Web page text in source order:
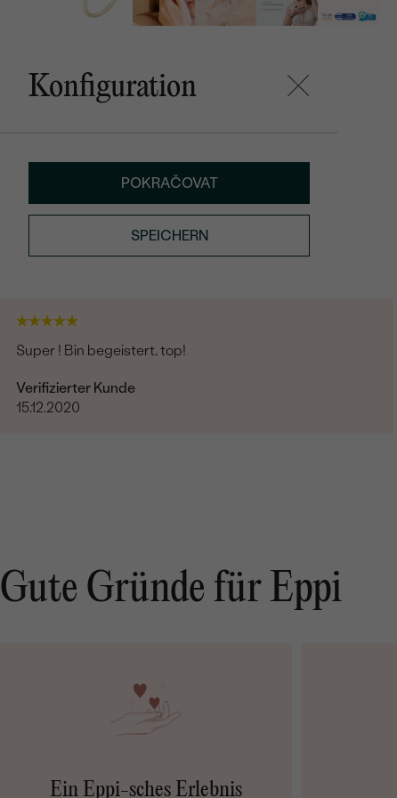
Konfiguration
POKRAČOVAT
SPEICHERN
Super ! Bin begeistert, top!
Verifizierter Kunde
15.12.2020
Gute Gründe für Eppi
Ein Eppi-sches Erlebnis